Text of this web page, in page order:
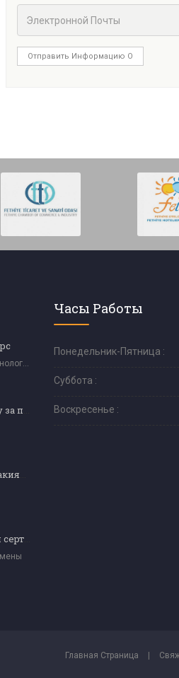
Отправить Информацию О
Информационные Технологии И Программное Обеспечение
Часы Работы
Понедельник-Пятница :
Суббота :
Воскресенье :
Главная Страница